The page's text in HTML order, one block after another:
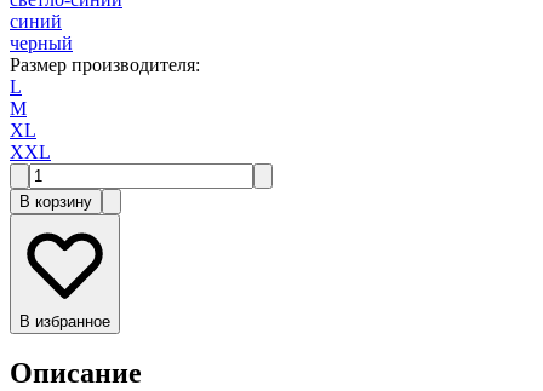
синий
черный
Размер производителя:
L
M
XL
XXL
В корзину
В избранное
Описание